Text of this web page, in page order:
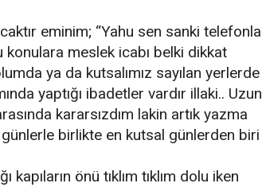
eminim; “Yahu sen sanki telefonla
konulara meslek icabı belki dikkat
ya da kutsalımız sayılan yerlerde
yaptığı ibadetler vardır illaki.. Uzun
kararsızdım lakin artık yazma
birlikte en kutsal günlerden biri
önü tıklım tıklım dolu iken